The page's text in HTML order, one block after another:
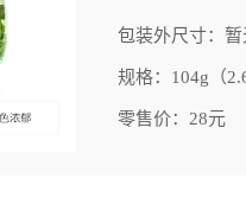
包装外尺寸：暂
规格：104g（
零售价：28元